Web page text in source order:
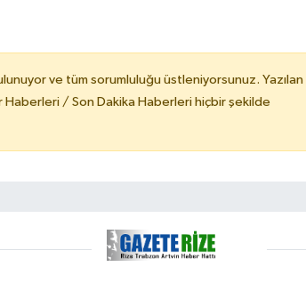
ve tüm sorumluluğu üstleniyorsunuz. Yazılan
/ Son Dakika Haberleri hiçbir şekilde